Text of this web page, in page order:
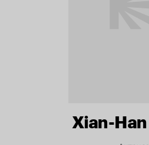
Xian-